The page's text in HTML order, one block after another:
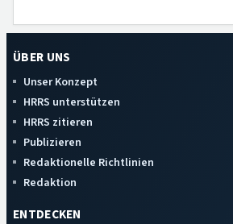
ÜBER UNS
Unser Konzept
HRRS unterstützen
HRRS zitieren
Publizieren
Redaktionelle Richtlinien
Redaktion
ENTDECKEN